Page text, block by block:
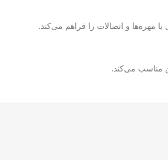
مهره‌ها و اتصالات را فراهم می‌کند.
مناسب می‌کند.